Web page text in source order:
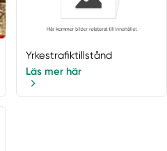
Yrkestrafiktillstånd
Läs mer här